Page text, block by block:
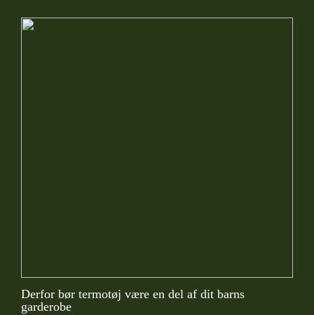
Derfor bør termotøj være en del af dit barns
garderobe